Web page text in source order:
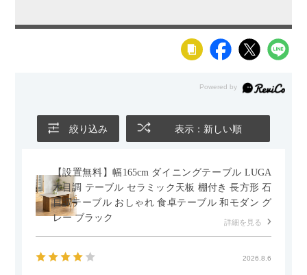
絞り込み 表示：新しい順
【設置無料】幅165cm ダイニングテーブル LUGA
木目調 テーブル セラミック天板 棚付き 長方形 石
目調テーブル おしゃれ 食卓テーブル 和モダン グ
レー ブラック
詳細を見る
2026.8.6